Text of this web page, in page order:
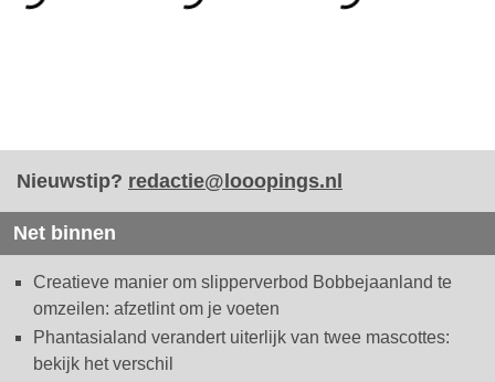
Nieuwstip? redactie@looopings.nl
Net binnen
Creatieve manier om slipperverbod Bobbejaanland te
omzeilen: afzetlint om je voeten
Phantasialand verandert uiterlijk van twee mascottes:
bekijk het verschil